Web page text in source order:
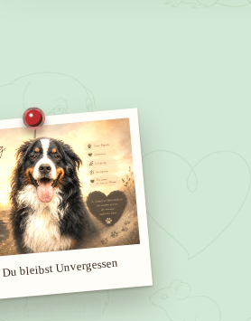
bleibst Unvergessen